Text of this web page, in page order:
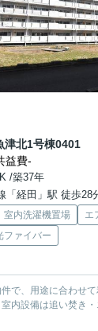
津北1号棟0401
益費-
/築37年
「経田」駅 徒歩28
室内洗濯機置場 エ
ファイバー
で、用途に合わせ
内設備は追い焚き